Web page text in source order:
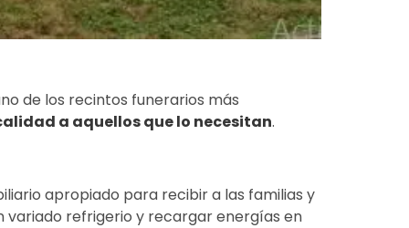
de los recintos funerarios más
a aquellos que lo necesitan.
apropiado para recibir a las familias y
variado refrigerio y recargar energías en